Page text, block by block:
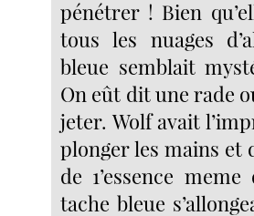
pénétrer ! Bien
tous les nuages
bleue semblait
On eût dit une rade
jeter. Wolf avait
plonger les mains et
de 1’essence
tache bleue